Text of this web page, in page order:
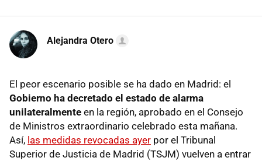
Alejandra Otero
El peor escenario posible se ha dado en Madrid: el
Gobierno ha decretado el estado de alarma
unilateralmente en la región, aprobado en el Consejo
de Ministros extraordinario celebrado esta mañana.
Así, las medidas revocadas ayer por el Tribunal
Superior de Justicia de Madrid (TSJM) vuelven a entrar